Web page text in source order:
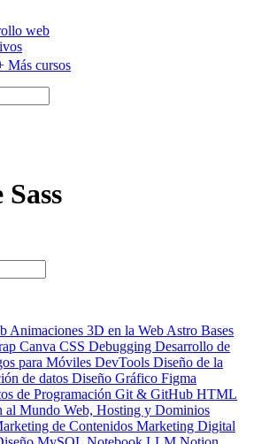
web
Más cursos
Animaciones 3D en la Web Astro Bases
Canva CSS Debugging Desarrollo de
para Móviles DevTools Diseño de la
de datos Diseño Gráfico Figma
de Programación Git & GitHub HTML
al Mundo Web, Hosting y Dominios
de Contenidos Marketing Digital